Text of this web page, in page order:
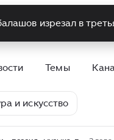
Темы
и искусство